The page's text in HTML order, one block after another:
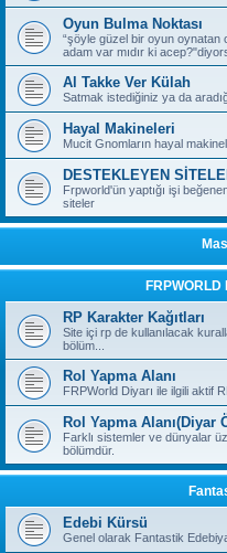
Oyun Bulma Noktası
“şöyle güzel bir oyun oynatan
adam var mıdır ki
Al Takke Ver Külah
Satmak istediğiniz ya da
Hayal Makineleri
Mucit Gnomların hayal
DESTEKLEYEN
Frpworld'ün yaptığı işi
siteler
FRPWORLD
RP Karakter Kağıtları
Site içi rp de kullanılacak
bölüm...
Rol Yapma Alanı
FRPWorld Diyarı ile ilgili aktif
Rol Yapma Alanı(Diyar
Farklı sistemler ve dünyalar
bölümdür.
Edebi Kürsü
Genel olarak Fantastik